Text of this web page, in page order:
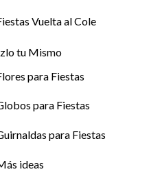
Vuelta al Cole
tu Mismo
para Fiestas
para Fiestas
para Fiestas
ideas